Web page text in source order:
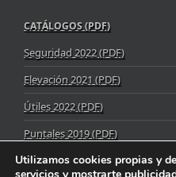
CATÁLOGOS (PDF)
Seguridad 2022 (PDF)
Elevación 2021 (PDF)
Útiles 2022 (PDF)
Puntales 2019 (PDF)
Utilizamos cookies propias y